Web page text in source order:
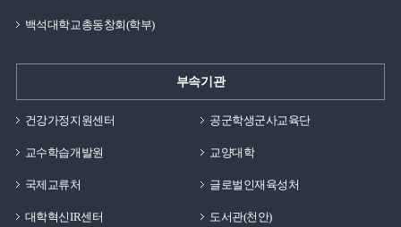
백석대학교총동창회(학부)
부속기관
건강가정지원센터 공군학생군사교육단
교수학습개발원 교양대학
국제교류처 글로벌인재육성처
대학혁신IR센터 도서관(천안)